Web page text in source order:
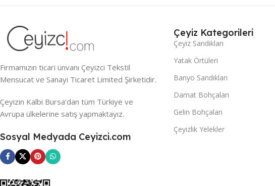
Firmamızın ticari ünvanı Çeyizci Tekstil
Mensucat ve Sanayi Ticaret Limited Şirketidir.
Çeyizin Kalbi Bursa’dan tüm Türkiye ve
Avrupa ülkelerine satış yapmaktayız.
Sosyal Medyada Ceyizci.com
Çeyiz Kategorileri
Çeyiz Sandıkları
Yatak Örtüleri
Banyo Sandıkları
Damat Bohçaları
Gelin Bohçaları
Çeyizlik Yelekler